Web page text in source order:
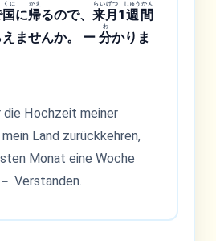
国
くに
に帰
かえ
るので、来
らい
月
げつ
1週
しゅう
間
かん
ませんか。 ー分
わ
かりま
Hochzeit meiner
Land zurückkehren,
Monat eine Woche
Verstanden.